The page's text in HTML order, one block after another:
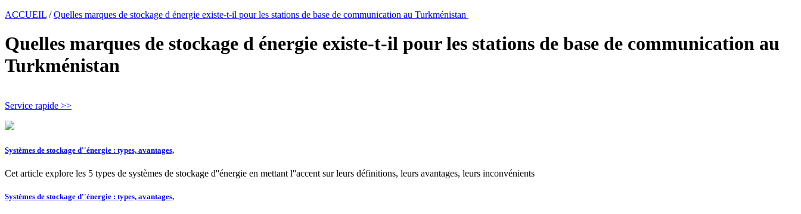
ACCUEIL /Quelles marques de stockage d énergie existe-t-il pour les stations de base de communication au Turkménistan
Quelles marques de stockage d énergie existe-t-il pour les stations de base de communication au
Turkménistan
Service rapide >>
Systèmes de stockage d''énergie : types, avantages,
Cet article explore les 5 types de systèmes de stockage d''énergie en mettant l''accent sur leurs définitions, leurs avantages, leurs inconvénients
Systèmes de stockage d''énergie : types, avantages,